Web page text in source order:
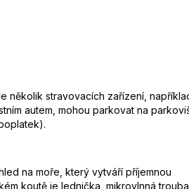
několik stravovacích zařízení,
autem, mohou parkovat na
na moře, který vytváří příjemnou
koutě je lednička, mikrovlnná